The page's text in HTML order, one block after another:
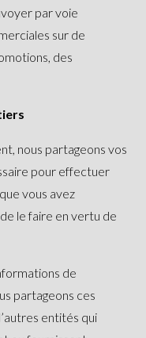
par voie
sur de
des
nous partageons vos
pour effectuer
vous avez
le faire en vertu de
de
partageons ces
entités qui